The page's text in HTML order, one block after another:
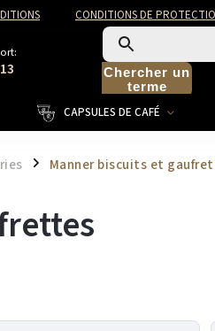
CONDITIONS DE
Chercher un
terme
CAPSULES DE CAFÉ
/ Manner biscuits et